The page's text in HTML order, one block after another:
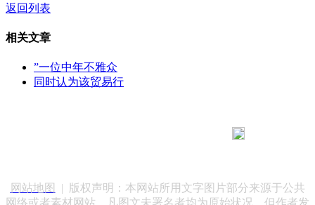
返回列表
相关文章
”一位中年不雅众
同时认为该贸易行
网站地图
| 版权声明：本网站所用文字图片部分来源于公共